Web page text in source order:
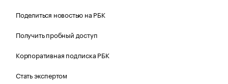
Поделиться новостью на РБК
Получить пробный доступ
Корпоративная подписка РБК
Стать экспертом